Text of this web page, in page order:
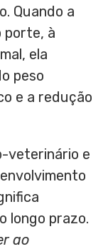
Quando a
porte, à
ela
peso
e a redução
veterinário e
longo prazo.
ao